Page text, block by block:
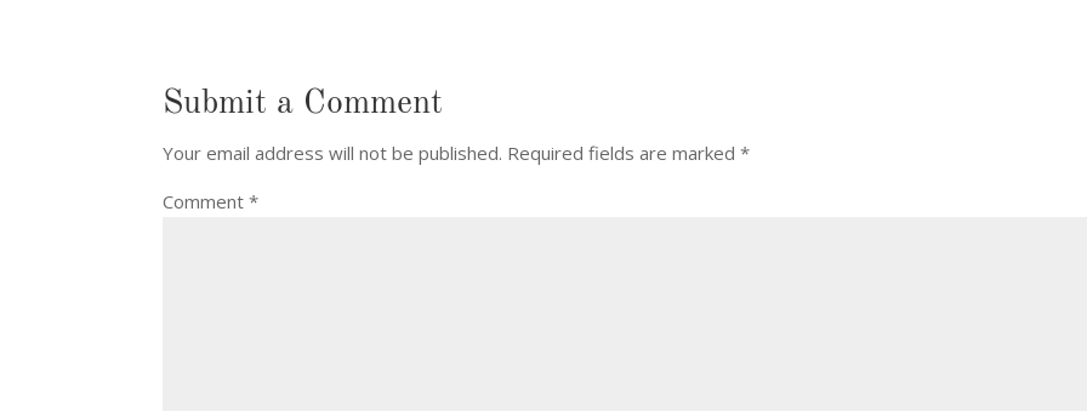
Submit a Comment
Your email address will not be published. Required fields are marked*
Comment*